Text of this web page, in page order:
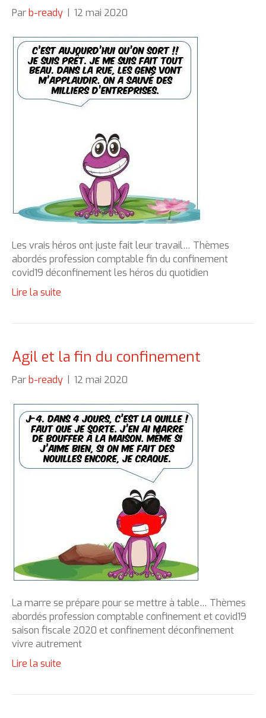
Par b-ready 12 mai 2020
Les vrais héros ont juste fait leur travail… Thèmes
abordés profession comptable fin du confinement
covid19 déconfinement les héros du quotidien
Lire la suite
Agil et la fin du confinement
Par b-ready 12 mai 2020
La marre se prépare pour se mettre à table… Thèmes
abordés profession comptable confinement et covid19
saison fiscale 2020 et confinement déconfinement
vivre autrement
Lire la suite